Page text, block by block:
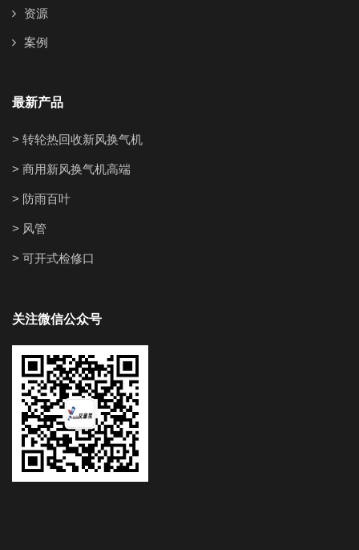
资源
案例
最新产品
> 转轮热回收新风换气机
> 商用新风换气机高端
> 防雨百叶
> 风管
> 可开式检修口
关注微信公众号